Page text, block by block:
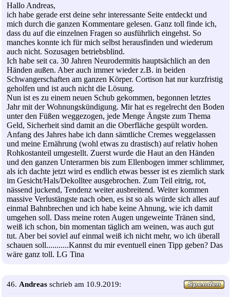
Hallo Andreas,
ich habe gerade erst deine sehr interessante Seite entdeckt und
mich durch die ganzen Kommentare gelesen. Ganz toll finde ich,
dass du auf die einzelnen Fragen so ausführlich eingehst. So
manches konnte ich für mich selbst herausfinden und wiederum
auch nicht. Sozusagen betriebsblind.
Ich habe seit ca. 30 Jahren Neurodermitis hauptsächlich an den
Händen außen. Aber auch immer wieder z.B. in beiden
Schwangerschaften am ganzen Körper. Cortison hat nur kurzfristig
geholfen und ist auch nicht die Lösung.
Nun ist es zu einem neuen Schub gekommen, begonnen letztes
Jahr mit der Wohnungskündigung. Mir hat es regelrecht den Boden
unter den Füßen weggezogen, jede Menge Ängste zum Thema
Geld, Sicherheit sind damit an die Oberfläche gespült worden.
Anfang des Jahres habe ich dann sämtliche Cremes weggelassen
und meine Ernährung (wohl etwas zu drastisch) auf relativ hohen
Rohkostanteil umgestellt. Zuerst wurde die Haut an den Händen
und den ganzen Unterarmen bis zum Ellenbogen immer schlimmer,
als ich dachte jetzt wird es endlich etwas besser ist es ziemlich stark
im Gesicht/Hals/Dekolltee ausgebrochen. Zum Teil eitrig, rot,
nässend juckend, Tendenz weiter ausbreitend. Weiter kommen
massive Verlustängste nach oben, es ist so als würde sich alles auf
einmal Bahnbrechen und ich habe keine Ahnung, wie ich damit
umgehen soll. Dass meine roten Augen ungeweinte Tränen sind,
weiß ich schon, bin momentan täglich am weinen, was auch gut
tut. Aber bei soviel auf einmal weiß ich nicht mehr, wo ich überall
schauen soll...........Kannst du mir eventuell einen Tipp geben? Das
wäre ganz toll. LG Tina
46. Andreas schrieb am 10.9.2019: